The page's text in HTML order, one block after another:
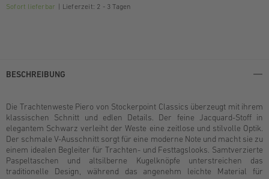
Sofort lieferbar Lieferzeit: 2 - 3 Tagen
BESCHREIBUNG
Die Trachtenweste Piero von Stockerpoint Classics überzeugt mit ihrem
klassischen Schnitt und edlen Details. Der feine Jacquard-Stoff in
elegantem Schwarz verleiht der Weste eine zeitlose und stilvolle Optik.
Der schmale V-Ausschnitt sorgt für eine moderne Note und macht sie zu
einem idealen Begleiter für Trachten- und Festtagslooks. Samtverzierte
Paspeltaschen und altsilberne Kugelknöpfe unterstreichen das
traditionelle Design, während das angenehm leichte Material für